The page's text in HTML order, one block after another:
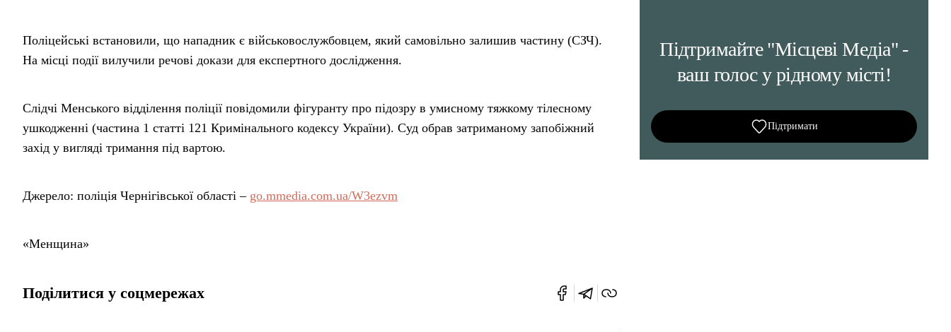
Поліцейські встановили, що нападник є військовослужбовцем, який самовільно залишив частину (СЗЧ).
На місці події вилучили речові докази для експертного дослідження.
Слідчі Менського відділення поліції повідомили фігуранту про підозру в умисному тяжкому тілесному
ушкодженні (частина 1 статті 121 Кримінального кодексу України). Суд обрав затриманому запобіжний
захід у вигляді тримання під вартою.
Джерело: поліція Чернігівської області – go.mmedia.com.ua/W3ezvm
«Менщина»
Поділитися у соцмережах
Підтримайте "Місцеві Медіа" -
ваш голос у рідному місті!
Підтримати